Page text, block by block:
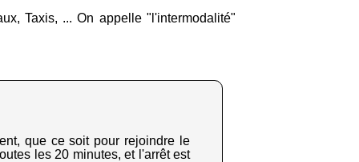
Taxis, ... On appelle "l'intermodalité"
que ce soit pour rejoindre le
les 20 minutes, et l'arrêt est